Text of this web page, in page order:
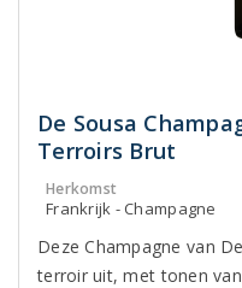
De Sousa
Terroirs Brut
Herkomst
Frankrijk - Champagne
Deze Champagne van
terroir uit, met tonen